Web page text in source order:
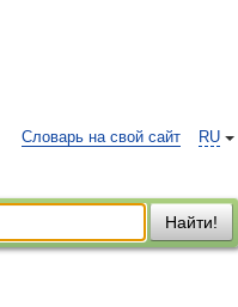
RU
Словарь на свой сайт
Найти!